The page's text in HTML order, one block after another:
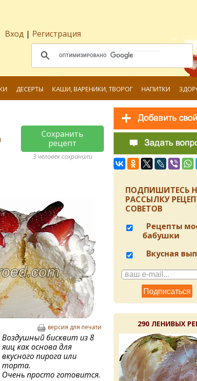
Вход | Регистрация
ДЕСЕРТЫ КАШИ, ВАРЕНИКИ, ТВОРОГ НАПИТКИ
Сохранить
рецепт
3 человек сохранили
версия для печати
Воздушный бисквит из 8
яиц как основа для
вкусного пирога или
торта.
Очень просто готовится.
ПОДПИШИТЕСЬ
РАССЫЛКУ
СОВЕТОВ
Рецепты
бабушки
Вкусная
290 ЛЕНИВЫХ